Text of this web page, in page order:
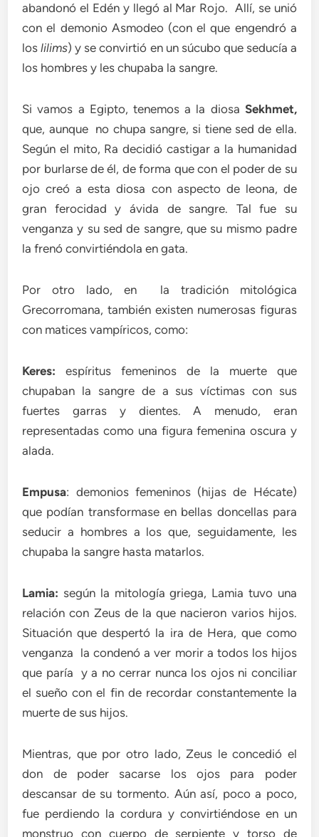
abandonó el Edén y llegó al Mar Rojo. Allí, se unió
con el demonio Asmodeo (con el que engendró a
loslilims) y se convirtió en un súcubo que seducía a
los hombres y les chupaba la sangre.
Si vamos a Egipto, tenemos a la diosa Sekhmet,
que, aunque no chupa sangre, si tiene sed de ella.
Según el mito, Ra decidió castigar a la humanidad
por burlarse de él, de forma que con el poder de su
ojo creó a esta diosa con aspecto de leona, de
gran ferocidad y ávida de sangre. Tal fue su
venganza y su sed de sangre, que su mismo padre
la frenó convirtiéndola en gata.
Por otro lado, en la tradición mitológica
Grecorromana, también existen numerosas figuras
con matices vampíricos, como:
Keres: espíritus femeninos de la muerte que
chupaban la sangre de a sus víctimas con sus
fuertes garras y dientes. A menudo, eran
representadas como una figura femenina oscura y
alada.
Empusa: demonios femeninos (hijas de Hécate)
que podían transformase en bellas doncellas para
seducir a hombres a los que, seguidamente, les
chupaba la sangre hasta matarlos.
Lamia: según la mitología griega, Lamia tuvo una
relación con Zeus de la que nacieron varios hijos.
Situación que despertó la ira de Hera, que como
venganza la condenó a ver morir a todos los hijos
que paría y a no cerrar nunca los ojos ni conciliar
el sueño con el fin de recordar constantemente la
muerte de sus hijos.
Mientras, que por otro lado, Zeus le concedió el
don de poder sacarse los ojos para poder
descansar de su tormento. Aún así, poco a poco,
fue perdiendo la cordura y convirtiéndose en un
monstruo con cuerpo de serpiente y torso de